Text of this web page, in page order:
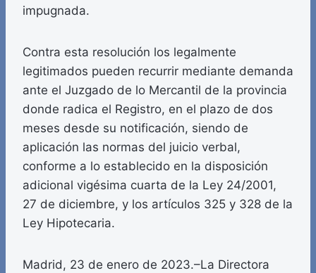
impugnada.
Contra esta resolución los legalmente
legitimados pueden recurrir mediante demanda
ante el Juzgado de lo Mercantil de la provincia
donde radica el Registro, en el plazo de dos
meses desde su notificación, siendo de
aplicación las normas del juicio verbal,
conforme a lo establecido en la disposición
adicional vigésima cuarta de la Ley 24/2001,
27 de diciembre, y los artículos 325 y 328 de la
Ley Hipotecaria.
Madrid, 23 de enero de 2023.–La Directora